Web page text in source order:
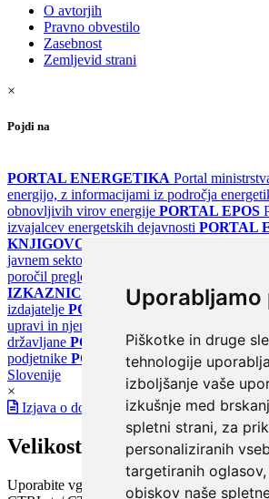
Uporabljamo
Piškotke in druge
tehnologije
izboljšanje vaše
izkušnje med
spletni strani, za
personaliziranih
targetiranih
obiskov naše
O avtorjih
Pravno obvestilo
Zasebnost
Zemljevid strani
×
Pojdi na
PORTAL ENERGETIKA Portal
energijo, z informacijami iz področja
obnovljivih virov energije PORTAL EPOS
izvajalcev energetskih dejavnosti PORTAL
KNJIGOVODSTVO
javnem sektorju
poročil pregledov klimatskih sistemov
IZKAZNICE
Register energetskih izkaznic
izdajatelje PORTAL GOV.SI Osrednje
upravi in njenih storitvah
državljane PORTAL SPOT Državni portal
podjetnike PORTAL OPSI Državni portal
Slovenije
×
Izjava o dostopnosti
Velikost pisave
Uporabite vgrajeno funkcijo brskalnika